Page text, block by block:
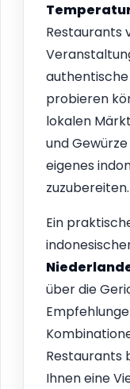
Restaurants
probieren
lokalen
und
eigenes
zuzubereiten.
Ein
über die
Restaurants
Ihnen eine